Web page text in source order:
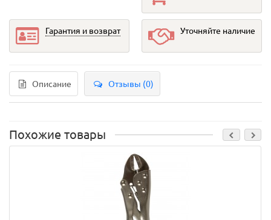
Гарантия и возврат Уточняйте наличие
Описание Отзывы (0)
Похожие товары